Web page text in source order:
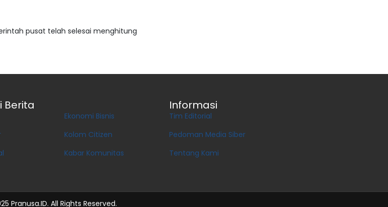
pusat telah selesai menghitung
Berita
Ekonomi Bisnis
Kolom Citizen
Kabar Komunitas
Informasi
Tim Editorial
Pedoman Media Siber
Tentang Kami
Pranusa.ID. All Rights Reserved.